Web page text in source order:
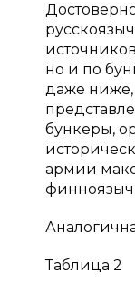
но и по
даже ниже,
бункеры,
армии
Таблица 2